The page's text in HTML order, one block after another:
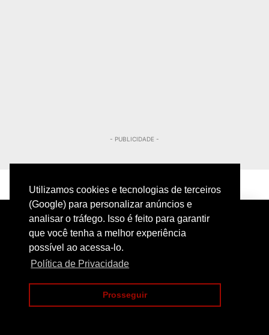
Utilizamos cookies e tecnologias de terceiros
(Google) para personalizar anúncios e
analisar o tráfego. Isso é feito para garantir
que você tenha a melhor experiência
possível ao acessa-lo.
Política de Privacidade
Prosseguir
- PUBLICIDADE -
PRIVACIDADE CONTATO
COPYRIGHT@2024 | POLICIAMENTO INTELIGENTE